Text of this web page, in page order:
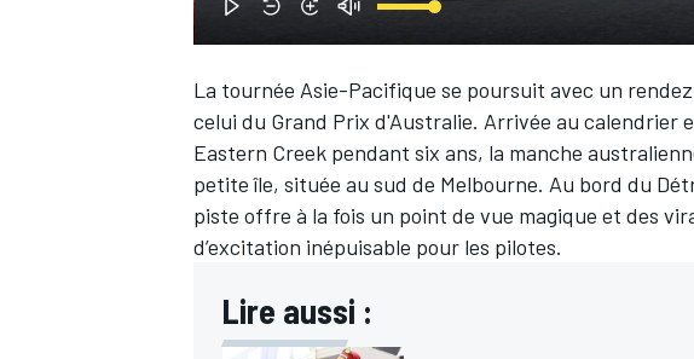
La tournée Asie-Pacifique se poursuit avec un
celui du Grand Prix d'Australie. Arrivée au calendrier
Eastern Creek pendant six ans, la manche
petite île, située au sud de Melbourne. Au bord du
piste offre à la fois un point de vue magique et des
d’excitation inépuisable pour les pilotes.
Lire aussi :